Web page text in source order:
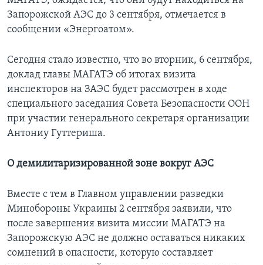
Запорожской АЭС до 3 сентября, отмечается в
сообщении «Энергоатом».
Сегодня стало известно, что во вторник, 6 сентября,
доклад главы МАГАТЭ об итогах визита
инспекторов на ЗАЭС будет рассмотрен в ходе
специального заседания Совета Безопасности ООН
при участии генерального секретаря организации
Антониу Гуттериша.
О демилитаризированной зоне вокруг АЭС
Вместе с тем в Главном управлении разведки
Минобороны Украины 2 сентября заявили, что
после завершения визита миссии МАГАТЭ на
Запорожскую АЭС не должно оставаться никаких
сомнений в опасности, которую составляет